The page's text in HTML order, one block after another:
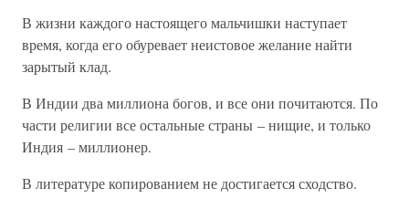
В жизни каждого настоящего мальчишки наступает
время, когда его обуревает неистовое желание найти
зарытый клад.
В Индии два миллиона богов, и все они почитаются. По
части религии все остальные страны – нищие, и только
Индия – миллионер.
В литературе копированием не достигается сходство.